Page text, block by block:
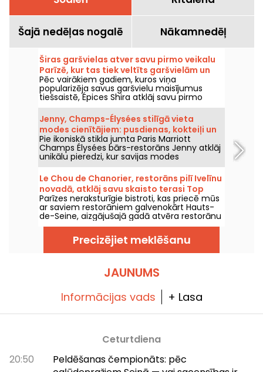
Šajā nedēļas nogalē Nākamnedēļ
Širas garšvielas atver savu pirmo veikalu
Parīzē, kur tas tiek veltīts garšvielām un
Vidusjūras virtuvei.
Pēc vairākiem gadiem, kuros viņa
popularizēja savus garšvielu maisījumus
tiešsaistē, Épices Shira atklāj savu pirmo
fizisko veikalu Parīzē. No 2026. gada
septembra zīmols ieņems Market Saint-
Martin, 10. rajonā, ar veikalu, līdzņemamiem
Vidusjūras virtuves ēdieniem un plašu
delikatesu sortimentu no visas pasaules.
Jenny, Champs-Élysées stilīgā vieta
modes cienītājiem: pusdienas, kokteiļi un
elegantais tējas laiks
Pie ikoniskā stikla jumta Paris Marriott
Champs Élysées bārs-restorāns Jenny atklāj
unikālu pieredzi, kur savijas modes
mantojums ar mūsdienu gastronomiju.
Izsmalcinātas pusdienas, elegants tējas laiks,
paraksta kokteiļi un iedvesmojošas vakariņas
— Parīzes šīs adreses ik mirklis kļūst par
izcilības brīdi, katru dienu līdz pusnaktij.
Le Chou de Chanorier, restorāns pilī Ivelīnu
novadā, atklāj savu skaisto terasi Top
sarakstā.
Parīzes neraksturīgie bistroti, kas priecē mūs
ar saviem restorāniem galvenokārt Hauts-
de-Seine, aizgājušajā gadā atvēra restorānu
arī Yvelīnēs! Un ne kur nu kurš – tas atrodas
Chanorier pilī Croissy-Sur-Seine, kur tagad
var ļauties garšu baudēm. Un pārsteigums –
te var iepazīt ēdienkarti, kuras paraksts
Mēs izmēģinājām Chanorier bistro Chou,
kura ēdienkarte ir īsa, taču izteikti gardēdīga,
ziemā tiek pasniegtas raclette, bet vasarā –
Precizējiet meklēšanu
JAUNUMS
Informācijas vads + Lasa
Ceturtdiena
20:50
Peldēšanas čempionāts: pēc